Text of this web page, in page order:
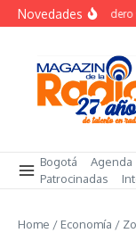
Saltar al contenido
NovedadesEl verdadero
Bogotá Agenda
Patrocinadas
Home / Economía /